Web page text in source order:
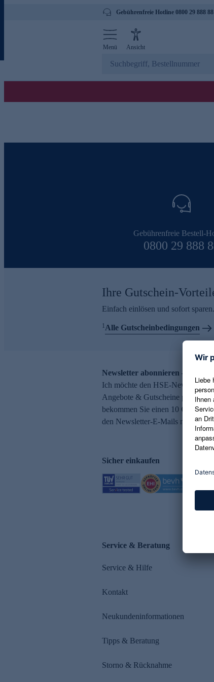
Gebührenfreie Hotline 0800 29 888 88
Menü Ansicht
Gebührenfreie Bestell-
0800 29 888
Ihre Gutschein-
Einfach einlösen und sofort
1Alle Gutscheinbedingungen
Newsletter abonnieren – 10 €
Ich möchte den HSE-Newsletter
Angebote & Gutscheine per E-
bekommen Sie einen 10 €
den Newsletter-E-Mails möglich.
Sicher einkaufen
Service & Beratung
Service & Hilfe
Kontakt
Neukundeninformationen
Tipps & Beratung
Storno & Rücknahme